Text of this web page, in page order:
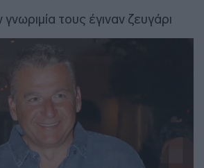
γνωριμία τους έγιναν ζευγάρι